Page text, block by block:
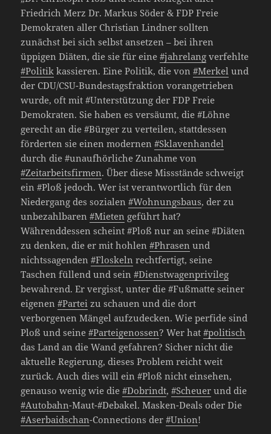
Friedrich Merz Dr. Markus Söder & FDP Freie
Demokraten aller Christian Lindner sollten
zunächst bei sich selbst ansetzen – bei ihren
üppigen Diäten, die sie für eine#jahrelang verfehlte
#Politik kassieren. Eine Politik, die von#Merkel und
der CDU/CSU-Bundestagsfraktion vorangetrieben
wurde, oft mit #Unterstützung der FDP Freie
Demokraten. Sie haben es versäumt, die #Löhne
gerecht an die #Bürger zu verteilen, stattdessen
förderten sie einen modernen#Sklavenhandel
durch die #unaufhörliche Zunahme von
#Zeitarbeitsfirmen. Über diese Missstände schweigt
ein #Ploß jedoch. Wer ist verantwortlich für den
Niedergang des sozialen#Wohnungsbaus, der zu
unbezahlbaren#Mieten geführt hat?
Währenddessen scheint #Ploß nur an seine #Diäten
zu denken, die er mit hohlen#Phrasen und
nichtssagenden#Floskeln rechtfertigt, seine
Taschen füllend und sein#Dienstwagenprivileg
bewahrend. Er vergisst, unter die #Fußmatte seiner
eigenen#Partei zu schauen und die dort
verborgenen Mängel aufzudecken. Wie perfide sind
Ploß und seine#Parteigenossen? Wer hat#politisch
das Land an die Wand gefahren? Sicher nicht die
aktuelle Regierung, dieses Problem reicht weit
zurück. Auch dies will ein #Ploß nicht einsehen,
genauso wenig wie die#Dobrindt,#Scheuer und die
#Autobahn-Maut-#Debakel. Masken-Deals oder Die
#Aserbaidschan-Connections der#Union!